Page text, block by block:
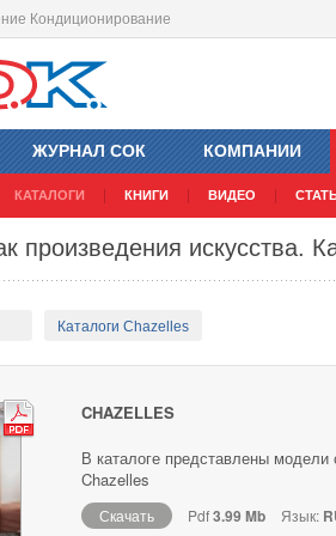
Кондиционирование
ЖУРНАЛ СОК КОМПАНИИ
КАТАЛОГИ КНИГИ ВИДЕО
произведения искусства.
Каталоги Chazelles
CHAZELLES
В каталоге представлены модели
Chazelles
Скачать Pdf3.99 Mb Язык: